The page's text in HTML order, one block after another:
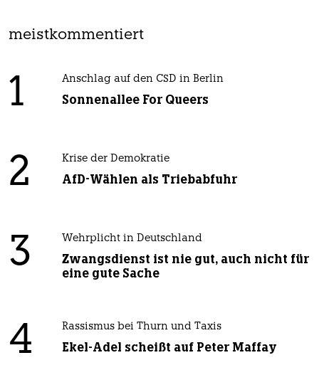
meistkommentiert
1 Anschlag auf den CSD in Berlin
Sonnenallee For Queers
2 Krise der Demokratie
AfD-Wählen als Triebabfuhr
3 Wehrplicht in Deutschland
Zwangsdienst ist nie gut, auch nicht für
eine gute Sache
4 Rassismus bei Thurn und Taxis
Ekel-Adel scheißt auf Peter Maffay